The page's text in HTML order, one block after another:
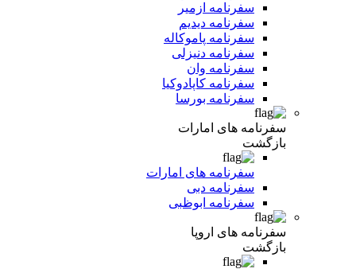
سفرنامه ازمیر
سفرنامه دیدیم
سفرنامه پاموکاله
سفرنامه دنیزلی
سفرنامه وان
سفرنامه کاپادوکیا
سفرنامه بورسا
سفرنامه های امارات
بازگشت
سفرنامه های امارات
سفرنامه دبی
سفرنامه ابوظبی
سفرنامه های اروپا
بازگشت